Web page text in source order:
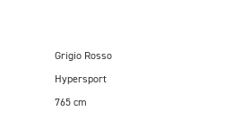
Grigio Rosso
Hypersport
765 cm